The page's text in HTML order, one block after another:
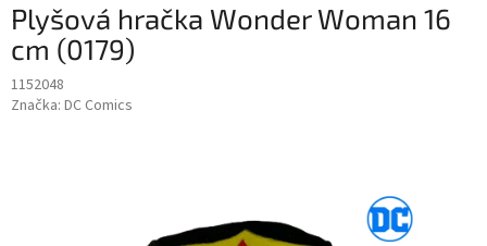
Plyšová hračka Wonder Woman 16
cm (0179)
1152048
Značka: DC Comics